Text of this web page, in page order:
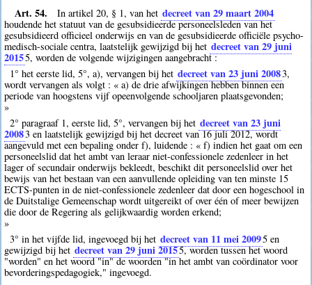
Art. 54. In artikel 20, § 1, van het decreet van 29 maart 2004
houdende het statuut van de gesubsidieerde personeelsleden van het
gesubsidieerd officieel onderwijs en van de gesubsidieerde officiële psycho-
medisch-sociale centra, laatstelijk gewijzigd bij het decreet van 29 juni
20155, worden de volgende wijzigingen aangebracht :
1° het eerste lid, 5°, a), vervangen bij het decreet van 23 juni 20083,
wordt vervangen als volgt : « a) de drie afwijkingen hebben binnen een
periode van hoogstens vijf opeenvolgende schooljaren plaatsgevonden;
»
2° paragraaf 1, eerste lid, 5°, vervangen bij het decreet van 23 juni
20083 en laatstelijk gewijzigd bij het decreet van 16 juli 2012, wordt
aangevuld met een bepaling onder f), luidende : « f) indien het gaat om een
personeelslid dat het ambt van leraar niet-confessionele zedenleer in het
lager of secundair onderwijs bekleedt, beschikt dit personeelslid over het
bewijs van het bestaan van een aanvullende opleiding van ten minste 15
ECTS-punten in de niet-confessionele zedenleer dat door een hogeschool in
de Duitstalige Gemeenschap wordt uitgereikt of over één of meer bewijzen
die door de Regering als gelijkwaardig worden erkend;
»
3° in het vijfde lid, ingevoegd bij het decreet van 11 mei 20095en
gewijzigd bij het decreet van 29 juni 20155, worden tussen het woord
"worden" en het woord "in" de woorden "in het ambt van coördinator voor
bevorderingspedagogiek," ingevoegd.